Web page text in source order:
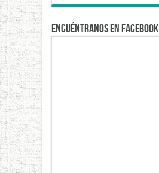
Encuéntranos en Facebook